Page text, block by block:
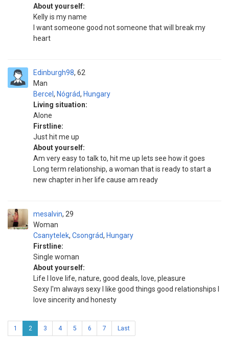
About yourself:
Kelly is my name
I want someone good not someone that will break my
heart
Edinburgh98
Man
62
Bercel , Nógrád, Hungary
Living situation:
Alone
Firstline:
Just hit me up
About yourself:
Am very easy to talk to, hit me up lets see how it goes
Long term relationship, a woman that is ready to start a
new chapter in her life cause am ready
mesalvin
Woman
29
Csanytelek, Csongrád, Hungary
Firstline:
Single woman
About yourself:
Life I love life, nature, good deals, love, pleasure
Sexy I'm always sexy I like good things good relationships I
love sincerity and honesty
1 2 3 4 5 6 7 Last